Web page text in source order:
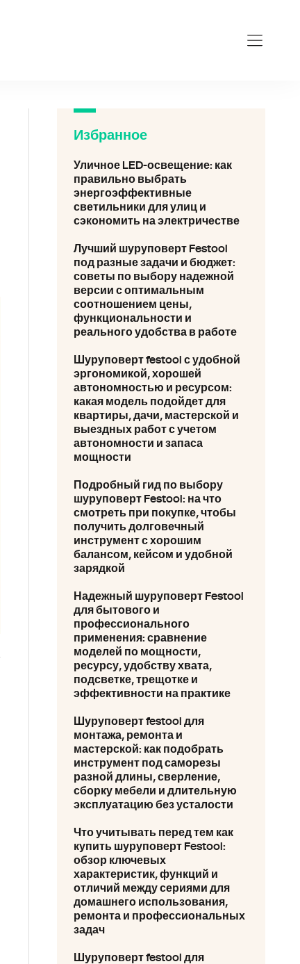
Избранное
Уличное LED-освещение: как
правильно выбрать
энергоэффективные
светильники для улиц и
сэкономить на электричестве
Лучший шуруповерт Festool
под разные задачи и бюджет:
советы по выбору надежной
версии с оптимальным
соотношением цены,
функциональности и
реального удобства в работе
Шуруповерт festool с удобной
эргономикой, хорошей
автономностью и ресурсом:
какая модель подойдет для
квартиры, дачи, мастерской и
выездных работ с учетом
автономности и запаса
мощности
Подробный гид по выбору
шуруповерт Festool: на что
смотреть при покупке, чтобы
получить долговечный
инструмент с хорошим
балансом, кейсом и удобной
зарядкой
Надежный шуруповерт Festool
для бытового и
профессионального
применения: сравнение
моделей по мощности,
ресурсу, удобству хвата,
подсветке, трещотке и
эффективности на практике
Шуруповерт festool для
монтажа, ремонта и
мастерской: как подобрать
инструмент под саморезы
разной длины, сверление,
сборку мебели и длительную
эксплуатацию без усталости
Что учитывать перед тем как
купить шуруповерт Festool:
обзор ключевых
характеристик, функций и
отличий между сериями для
домашнего использования,
ремонта и профессиональных
задач
Шуруповерт festool для